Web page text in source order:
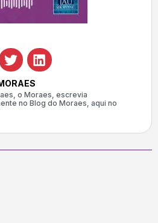
o Moraes, escrevia
no Blog do Moraes, aqui no